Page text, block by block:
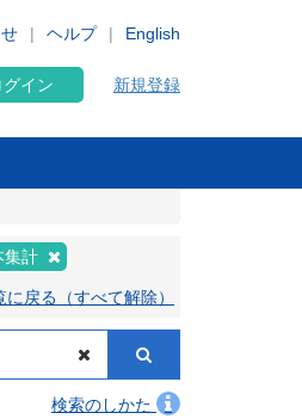
English
ヘルプ
グイン 新規登録
集計
戻る（すべて解除）
検索のしかた